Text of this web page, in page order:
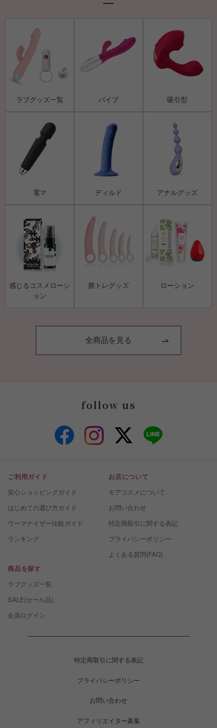
ラブグッズ一覧 バイブ 吸引型
電マ ディルド アナルグッズ
感じるコスメローシ
ョン
膣トレグッズ ローション
全商品を見る
follow us
ご利用ガイド
安心ショッピングガイド
はじめての選び方ガイド
ウーマナイザー比較ガイド
ランキング
お店について
モアコスメについて
お問い合わせ
特定商取引に関する表記
プライバシーポリシー
よくある質問(FAQ)
商品を探す
ラブグッズ一覧
SALE(セール品)
会員ログイン
特定商取引に関する表記
プライバシーポリシー
お問い合わせ
アフィリエイター募集